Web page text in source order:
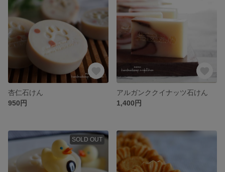
杏仁石けん
950円
アルガンククイナッツ石けん
1,400円
SOLD OUT